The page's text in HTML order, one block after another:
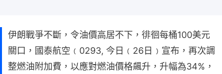
伊朗戰爭不斷，令油價高居不下，徘徊每桶100美元
關口，國泰航空﹙0293, 今日﹙26日﹚宣布，再次調
整燃油附加費，以應對燃油價格飆升，升幅為34%，